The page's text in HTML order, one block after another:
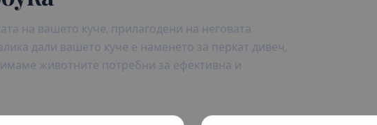
на вашето куче, прилагодени на неговата
дали вашето куче е наменето за перкат дивеч,
животните потребни за ефективна и